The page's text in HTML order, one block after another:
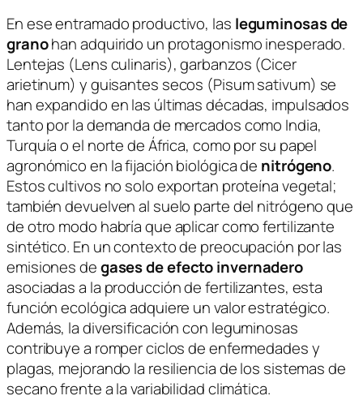
En ese entramado productivo, las leguminosas de
granohan adquirido un protagonismo inesperado.
Lentejas (Lens culinaris), garbanzos (Cicer
arietinum) y guisantes secos (Pisum sativum) se
han expandido en las últimas décadas, impulsados
tanto por la demanda de mercados como India,
Turquía o el norte de África, como por su papel
agronómico en la fijación biológica de nitrógeno.
Estos cultivos no solo exportan proteína vegetal;
también devuelven al suelo parte del nitrógeno que
de otro modo habría que aplicar como fertilizante
sintético. En un contexto de preocupación por las
emisiones degases de efecto invernadero
asociadas a la producción de fertilizantes, esta
función ecológica adquiere un valor estratégico.
Además, la diversificación con leguminosas
contribuye a romper ciclos de enfermedades y
plagas, mejorando la resiliencia de los sistemas de
secano frente a la variabilidad climática.